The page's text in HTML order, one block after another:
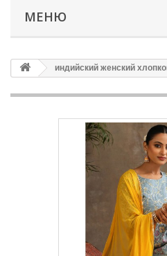
МЕНЮ
индийский женский